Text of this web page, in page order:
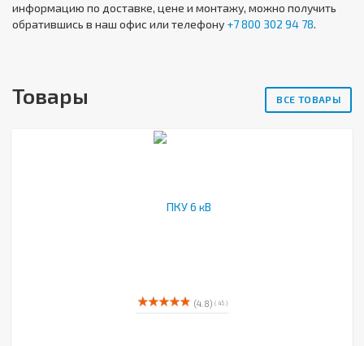
информацию по доставке, цене и монтажу, можно получить
обратившись в наш офис или телефону +7 800 302 94 78.
Товары ВСЕ ТОВАРЫ
(4.8) ( 45 )